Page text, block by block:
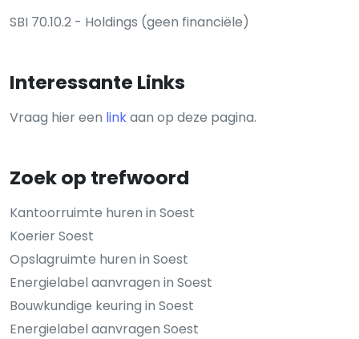
SBI 70.10.2 - Holdings (geen financiële)
Interessante Links
Vraag hier een linkaan op deze pagina.
Zoek op trefwoord
Kantoorruimte huren in Soest
Koerier Soest
Opslagruimte huren in Soest
Energielabel aanvragen in Soest
Bouwkundige keuring in Soest
Energielabel aanvragen Soest